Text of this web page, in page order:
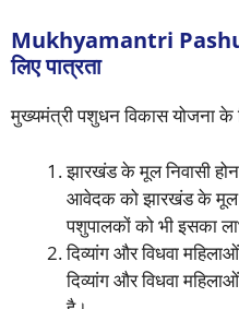
Mukhyamantri
लिए पात्रता
मुख्यमंत्री पशुधन विकास योजना
झारखंड के मूल निवासी
आवेदक को झारखंड के मूल
पशुपालकों को भी इसका
दिव्यांग और विधवा
दिव्यांग और विधवा